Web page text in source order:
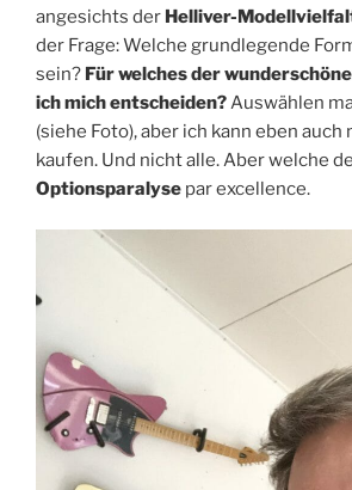
angesichts der Helliver-
der Frage: Welche grundlegende
sein? Für welches der
ich mich entscheiden?Auswählen
(siehe Foto), aber ich kann eben
kaufen. Und nicht alle. Aber welche
Optionsparalyse par excellence.